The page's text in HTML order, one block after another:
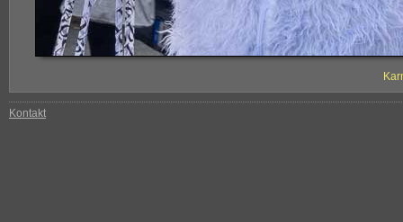
Kontakt